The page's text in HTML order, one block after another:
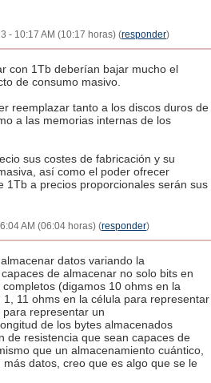
- 10:17 AM (10:17 horas) (responder)
con 1Tb deberían bajar mucho el
de consumo masivo.
reemplazar tanto a los discos duros de
a las memorias internas de los
sus costes de fabricación y su
así como el poder ofrecer
1Tb a precios proporcionales serán sus
AM (06:04 horas) (responder)
datos variando la
de almacenar no solo bits en
(digamos 10 ohms en la
11 ohms en la célula para representar
representar un
de los bytes almacenados
de resistencia que sean capaces de
que un almacenamiento cuántico,
datos, creo que es algo que se le